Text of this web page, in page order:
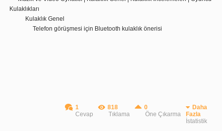
Kulaklıkları
Kulaklık Genel
Telefon görüşmesi için Bluetooth kulaklık önerisi
1
Cevap
818
Tıklama
0
Öne Çıkarma
Daha
Fazla
İstatistik